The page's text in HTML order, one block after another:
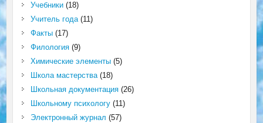
Учебники(18)
Учитель года(11)
Факты(17)
Филология(9)
Химические элементы(5)
Школа мастерства(18)
Школьная документация(26)
Школьному психологу(11)
Электронный журнал (57)